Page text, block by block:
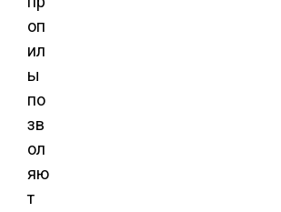
оп
ил
ы
по
зв
ол
яю
т